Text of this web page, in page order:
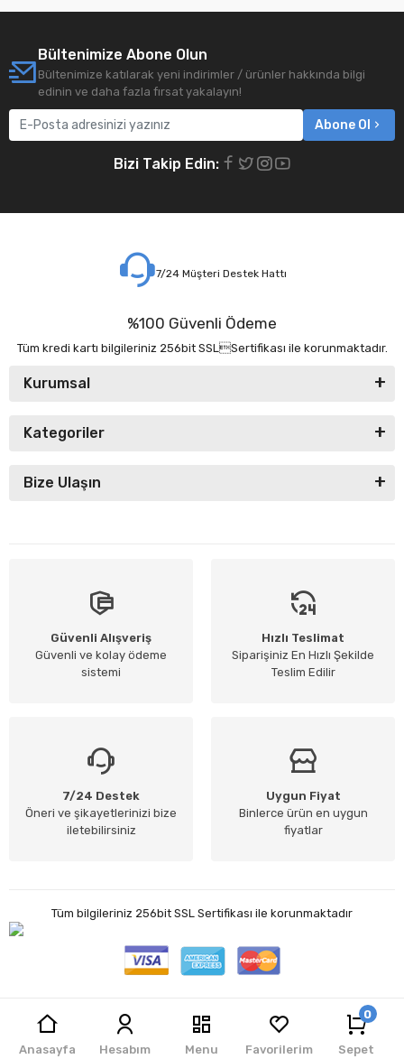
Bültenimize Abone Olun
Bültenimize katılarak yeni indirimler / ürünler hakkında bilgi
edinin ve daha fazla fırsat yakalayın!
Abone Ol
Bizi Takip Edin:
7/24 Müşteri Destek Hattı
%100 Güvenli Ödeme
Tüm kredi kartı bilgileriniz 256bit SSLSertifikası ile korunmaktadır.
Kurumsal
Kategoriler
Bize Ulaşın
Güvenli Alışveriş
Güvenli ve kolay ödeme
sistemi
Hızlı Teslimat
Siparişiniz En Hızlı Şekilde
Teslim Edilir
7/24 Destek
Öneri ve şikayetlerinizi bize
iletebilirsiniz
Uygun Fiyat
Binlerce ürün en uygun
fiyatlar
Tüm bilgileriniz 256bit SSL Sertifikası ile korunmaktadır
Anasayfa Hesabım Menu Favorilerim
0
Sepet
Jet Teknoloji| E-ticaret Paketleri ile hazırlanmıştır.